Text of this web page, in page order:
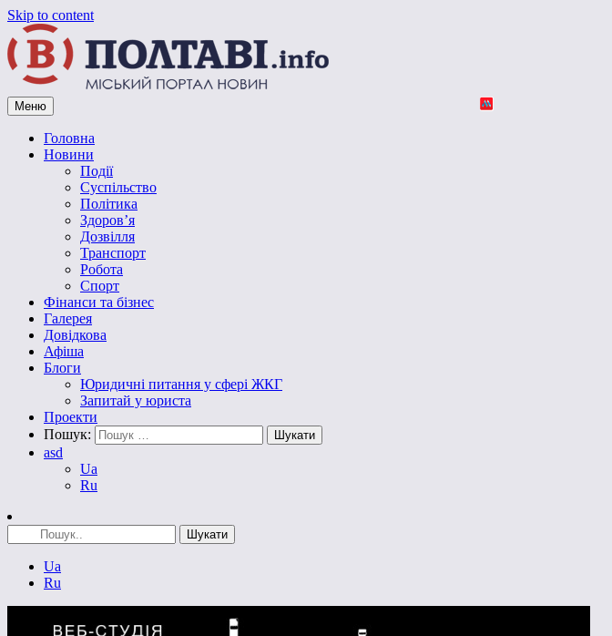
Skip to content
Vpoltave.info
Полтавський портал новин
Меню
Головна
Новини
Події
Суспільство
Політика
Здоров’я
Дозвілля
Транспорт
Робота
Спорт
Фінанси та бізнес
Галерея
Довідкова
Афіша
Блоги
Юридичні питання у сфері ЖКГ
Запитай у юриста
Проекти
Пошук:
asd
Ua
Ru
Ua
Ru